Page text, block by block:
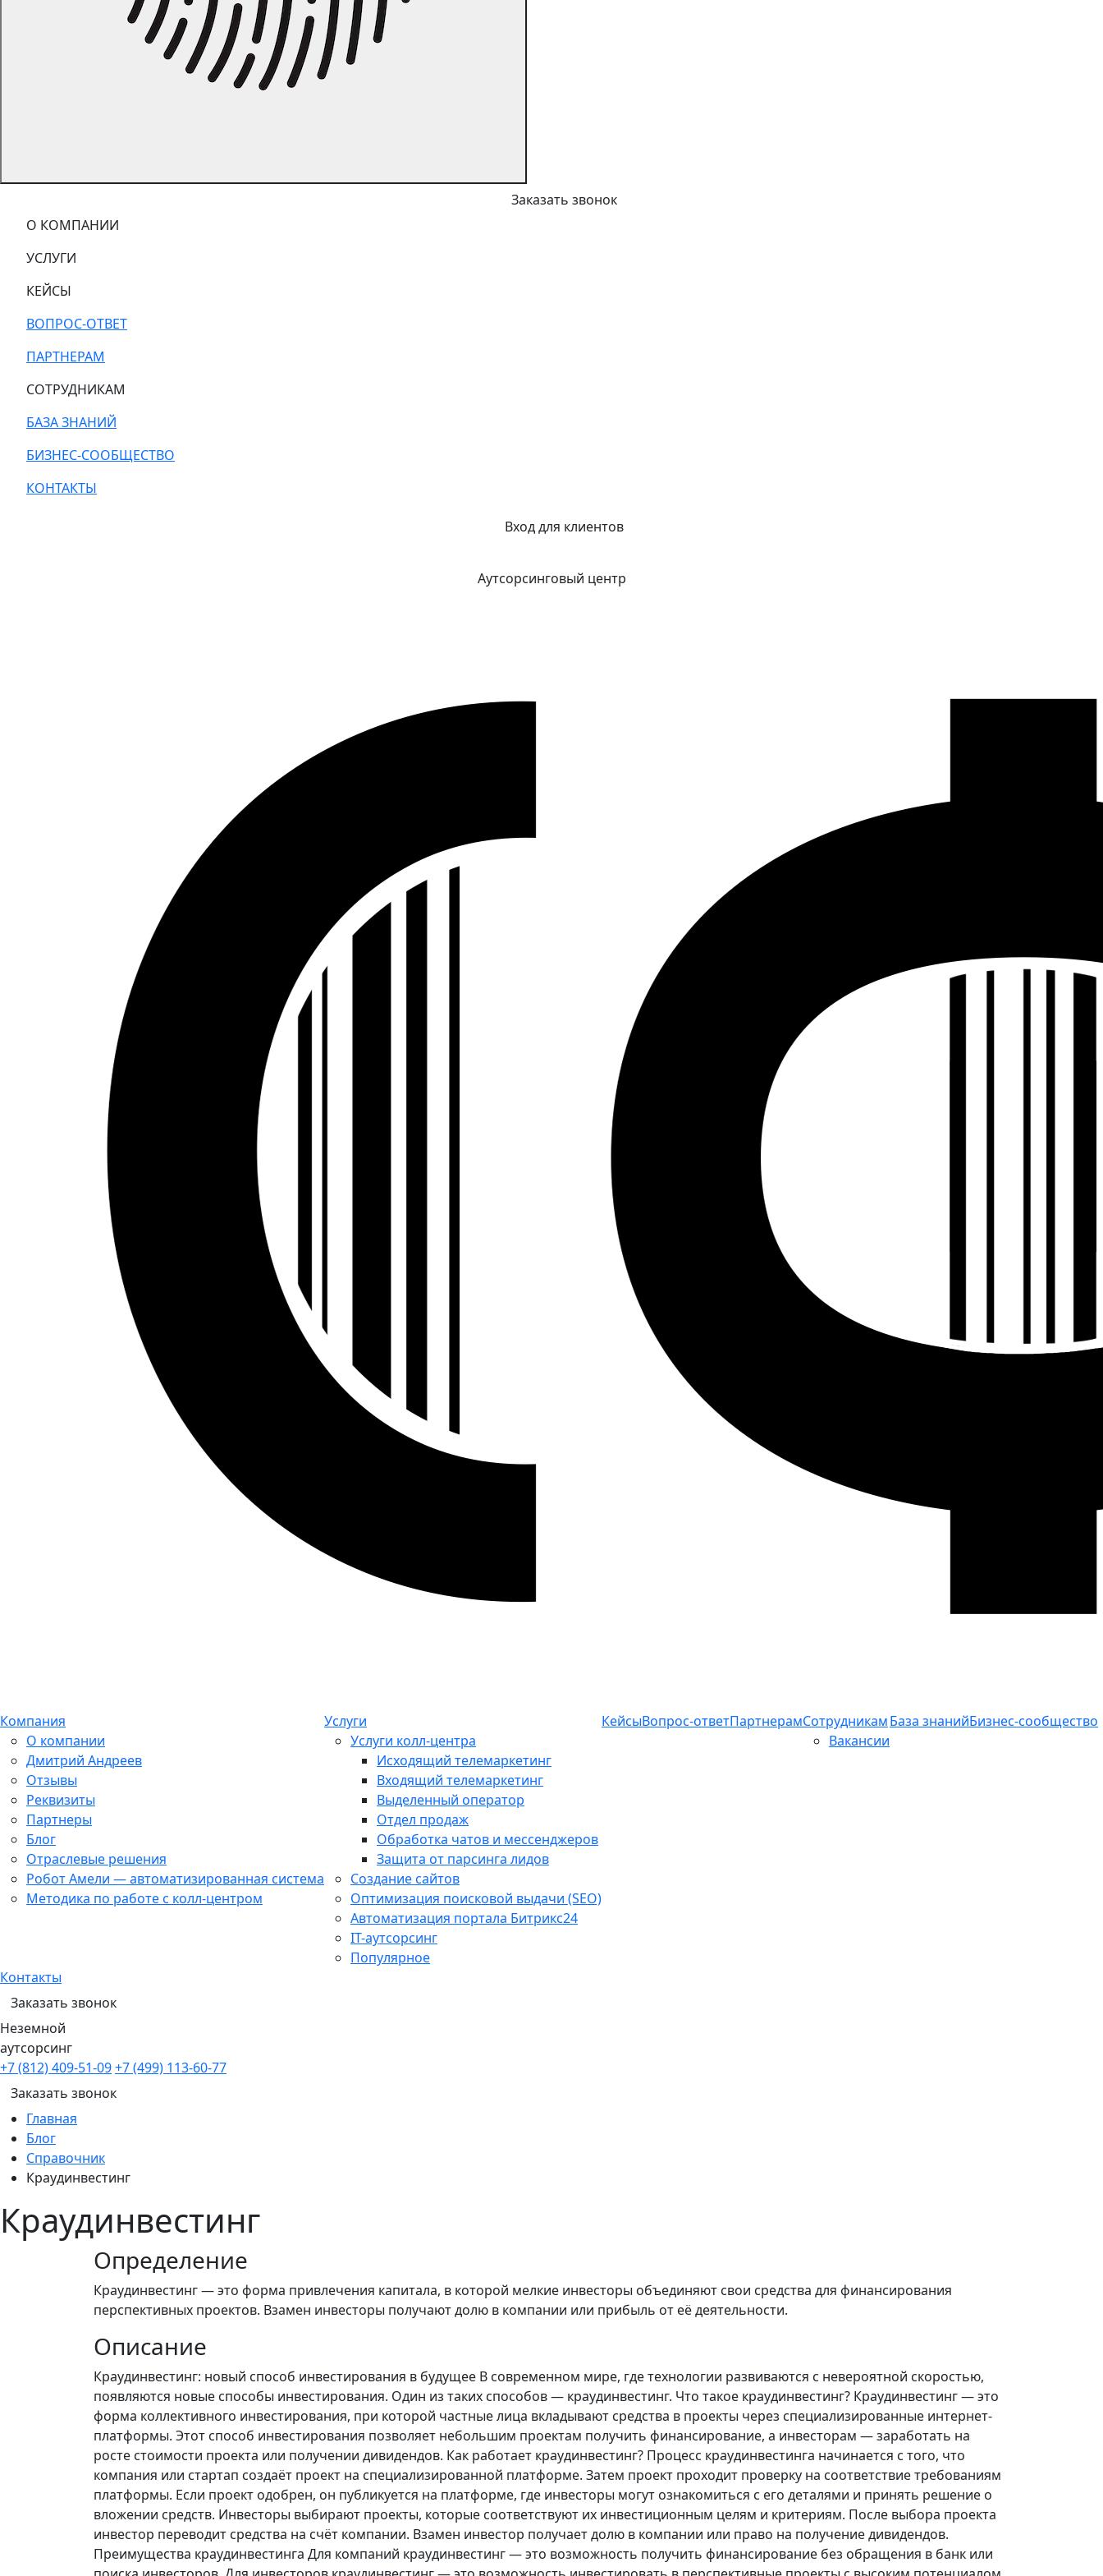
Заказать звонок
О КОМПАНИИ
УСЛУГИ
КЕЙСЫ
ВОПРОС-ОТВЕТ
ПАРТНЕРАМ
СОТРУДНИКАМ
БАЗА ЗНАНИЙ
БИЗНЕС-СООБЩЕСТВО
КОНТАКТЫ
Вход для клиентов
Аутсорсинговый центр
Компания
О компании
Дмитрий Андреев
Отзывы
Реквизиты
Партнеры
Блог
Отраслевые решения
Робот Амели — автоматизированная система
Методика по работе с колл-центром
Услуги
Услуги колл-центра
Исходящий телемаркетинг
Входящий телемаркетинг
Выделенный оператор
Отдел продаж
Обработка чатов и мессенджеров
Защита от парсинга лидов
Создание сайтов
Оптимизация поисковой выдачи (SEO)
Автоматизация портала Битрикс24
IT-аутсорсинг
Популярное
КейсыВопрос-ответПартнерамСотрудникам
Вакансии
База знанийБизнес-сообщество
Контакты
Заказать звонок
Неземной
аутсорсинг
+7 (812) 409-51-09+7 (499) 113-60-77
Заказать звонок
Главная
Блог
Справочник
Краудинвестинг
Краудинвестинг
Определение
Краудинвестинг — это форма привлечения капитала, в которой мелкие инвесторы объединяют свои средства для финансирования
перспективных проектов. Взамен инвесторы получают долю в компании или прибыль от её деятельности.
Описание
Краудинвестинг: новый способ инвестирования в будущее В современном мире, где технологии развиваются с невероятной скоростью,
появляются новые способы инвестирования. Один из таких способов — краудинвестинг. Что такое краудинвестинг? Краудинвестинг — это
форма коллективного инвестирования, при которой частные лица вкладывают средства в проекты через специализированные интернет-
платформы. Этот способ инвестирования позволяет небольшим проектам получить финансирование, а инвесторам — заработать на
росте стоимости проекта или получении дивидендов. Как работает краудинвестинг? Процесс краудинвестинга начинается с того, что
компания или стартап создаёт проект на специализированной платформе. Затем проект проходит проверку на соответствие требованиям
платформы. Если проект одобрен, он публикуется на платформе, где инвесторы могут ознакомиться с его деталями и принять решение о
вложении средств. Инвесторы выбирают проекты, которые соответствуют их инвестиционным целям и критериям. После выбора проекта
инвестор переводит средства на счёт компании. Взамен инвестор получает долю в компании или право на получение дивидендов.
Преимущества краудинвестинга Для компаний краудинвестинг — это возможность получить финансирование без обращения в банк или